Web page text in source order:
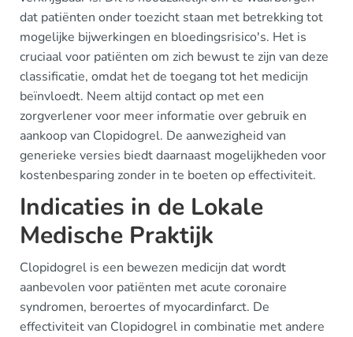
dat patiënten onder toezicht staan met betrekking tot
mogelijke bijwerkingen en bloedingsrisico's. Het is
cruciaal voor patiënten om zich bewust te zijn van deze
classificatie, omdat het de toegang tot het medicijn
beïnvloedt. Neem altijd contact op met een
zorgverlener voor meer informatie over gebruik en
aankoop van Clopidogrel. De aanwezigheid van
generieke versies biedt daarnaast mogelijkheden voor
kostenbesparing zonder in te boeten op effectiviteit.
Indicaties in de Lokale
Medische Praktijk
Clopidogrel is een bewezen medicijn dat wordt
aanbevolen voor patiënten met acute coronaire
syndromen, beroertes of myocardinfarct. De
effectiviteit van Clopidogrel in combinatie met andere